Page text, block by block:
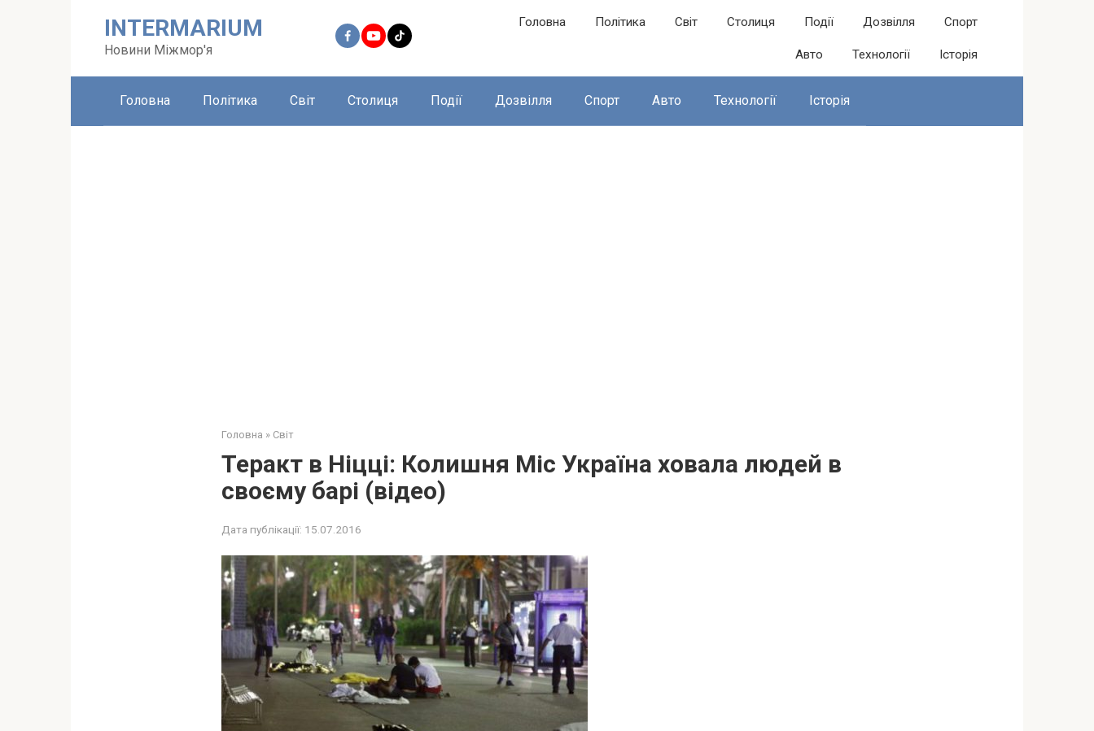
INTERMARIUM
Новини Міжмор'я
Головна Політика Світ Столиця Події Дозвілля Спорт
Авто Технології Історія
Головна Політика Світ Столиця Події Дозвілля Спорт Авто Технології Історія
Головна » Світ
Теракт в Ніцці: Колишня Міс Україна ховала людей в
своєму барі (відео)
Дата публікації: 15.07.2016